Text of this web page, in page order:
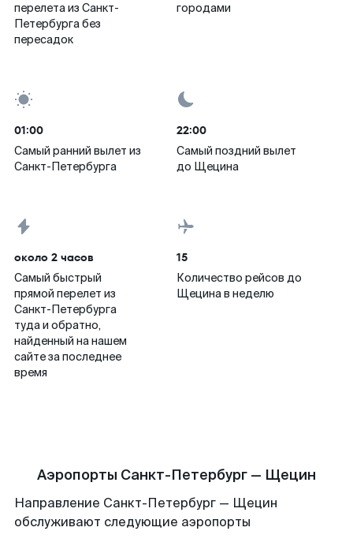
перелета из Санкт-
Петербурга без
пересадок
городами
01:00
Самый ранний вылет из
Санкт-Петербурга
22:00
Самый поздний вылет
до Щецина
около 2 часов
Самый быстрый
прямой перелет из
Санкт-Петербурга
туда и обратно,
найденный на нашем
сайте за последнее
время
15
Количество рейсов до
Щецина в неделю
Аэропорты Санкт-Петербург — Щецин
Направление Санкт-Петербург — Щецин
обслуживают следующие аэропорты